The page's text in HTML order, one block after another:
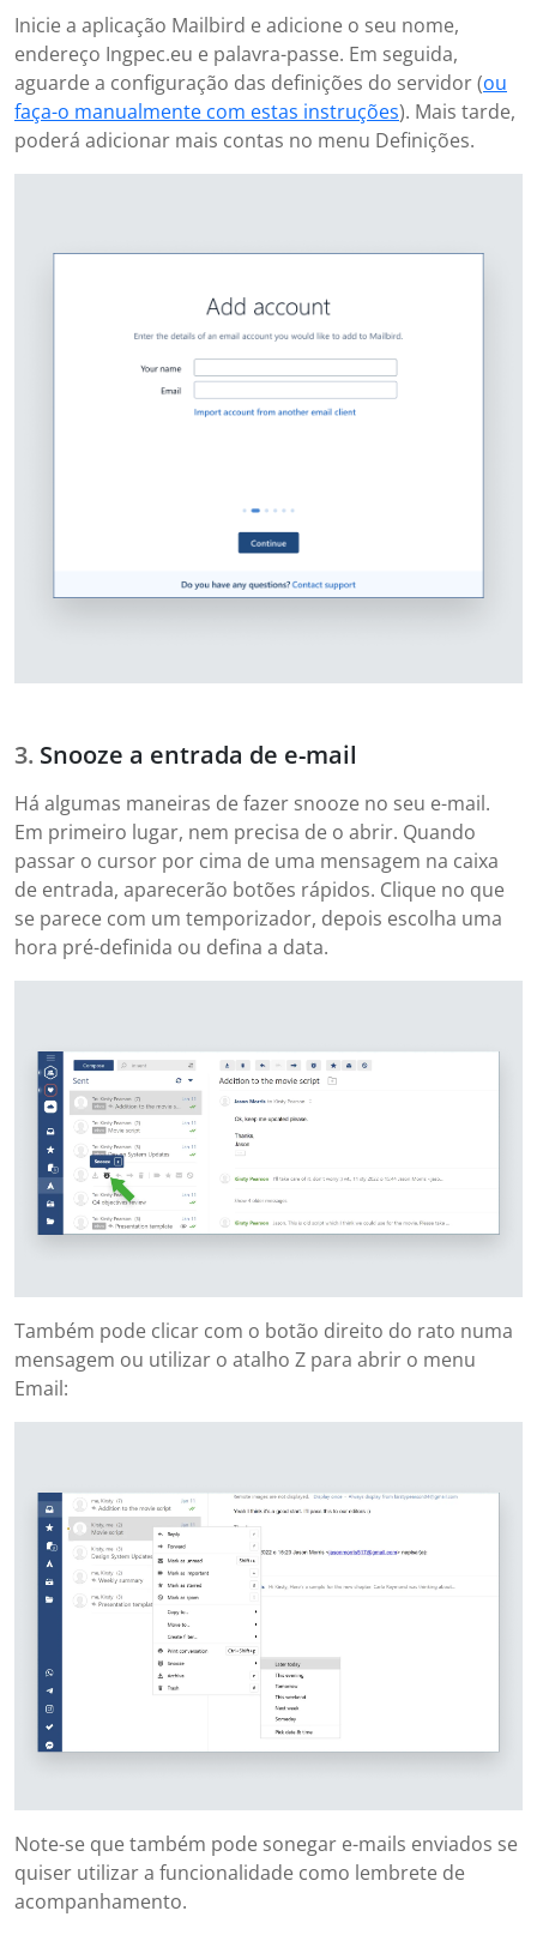
Inicie a aplicação Mailbird e adicione o seu nome,
endereço Ingpec.eu e palavra-passe. Em seguida,
aguarde a configuração das definições do servidor (ou
faça-o manualmente com estas instruções). Mais tarde,
poderá adicionar mais contas no menu Definições.
Snooze a entrada de e-mail
Há algumas maneiras de fazer snooze no seu e-mail.
Em primeiro lugar, nem precisa de o abrir. Quando
passar o cursor por cima de uma mensagem na caixa
de entrada, aparecerão botões rápidos. Clique no que
se parece com um temporizador, depois escolha uma
hora pré-definida ou defina a data.
Também pode clicar com o botão direito do rato numa
mensagem ou utilizar o atalho Z para abrir o menu
Email:
Note-se que também pode sonegar e-mails enviados se
quiser utilizar a funcionalidade como lembrete de
acompanhamento.